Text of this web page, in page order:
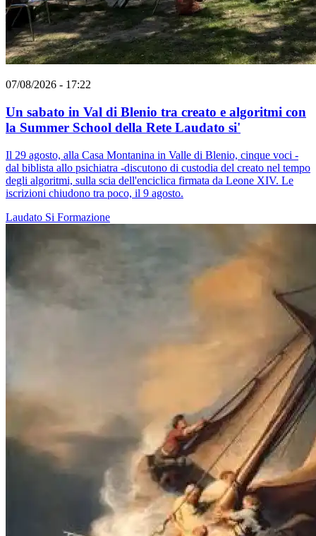
07/08/2026 - 17:22
Un sabato in Val di Blenio tra creato e algoritmi con
la Summer School della Rete Laudato si'
Il 29 agosto, alla Casa Montanina in Valle di Blenio, cinque voci -
dal biblista allo psichiatra -discutono di custodia del creato nel tempo
degli algoritmi, sulla scia dell'enciclica firmata da Leone XIV. Le
iscrizioni chiudono tra poco, il 9 agosto.
Laudato Si Formazione